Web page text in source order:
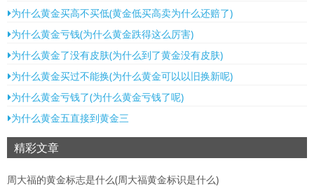
为什么黄金买高不买低(黄金低买高卖为什么还赔了)
为什么黄金亏钱(为什么黄金跌得这么厉害)
为什么黄金了没有皮肤(为什么到了黄金没有皮肤)
为什么黄金买过不能换(为什么黄金可以以旧换新呢)
为什么黄金亏钱了(为什么黄金亏钱了呢)
为什么黄金五直接到黄金三
精彩文章
周大福的黄金标志是什么(周大福黄金标识是什么)